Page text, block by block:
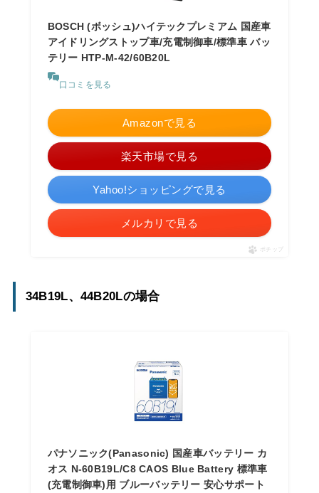
BOSCH (ボッシュ)ハイテックプレミアム 国産車
アイドリングストップ車/充電制御車/標準車 バッ
テリー HTP-M-42/60B20L
口コミを見る
Amazonで見る
楽天市場で見る
Yahoo!ショッピングで見る
メルカリで見る
ポチップ
34B19L、44B20Lの場合
パナソニック(Panasonic) 国産車バッテリー カ
オス N-60B19L/C8 CAOS Blue Battery 標準車
(充電制御車)用 ブルーバッテリー 安心サポート